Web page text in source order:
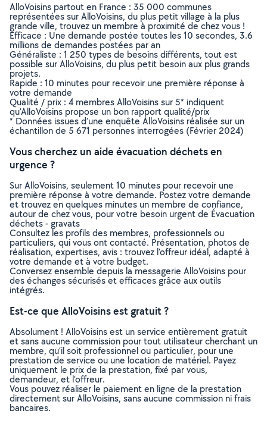
AlloVoisins partout en France : 35 000 communes
représentées sur AlloVoisins, du plus petit village à la plus
grande ville, trouvez un membre à proximité de chez vous !
Efficace : Une demande postée toutes les 10 secondes, 3.6
millions de demandes postées par an
Généraliste : 1 250 types de besoins différents, tout est
possible sur AlloVoisins, du plus petit besoin aux plus grands
projets.
Rapide : 10 minutes pour recevoir une première réponse à
votre demande
Qualité / prix : 4 membres AlloVoisins sur 5* indiquent
qu’AlloVoisins propose un bon rapport qualité/prix
* Données issues d’une enquête AlloVoisins réalisée sur un
échantillon de 5 671 personnes interrogées (Février 2024)
Vous cherchez un aide évacuation déchets en
urgence ?
Sur AlloVoisins, seulement 10 minutes pour recevoir une
première réponse à votre demande. Postez votre demande
et trouvez en quelques minutes un membre de confiance,
autour de chez vous, pour votre besoin urgent de Évacuation
déchets - gravats
Consultez les profils des membres, professionnels ou
particuliers, qui vous ont contacté. Présentation, photos de
réalisation, expertises, avis : trouvez l'offreur idéal, adapté à
votre demande et à votre budget.
Conversez ensemble depuis la messagerie AlloVoisins pour
des échanges sécurisés et efficaces grâce aux outils
intégrés.
Est-ce que AlloVoisins est gratuit ?
Absolument ! AlloVoisins est un service entièrement gratuit
et sans aucune commission pour tout utilisateur cherchant un
membre, qu’il soit professionnel ou particulier, pour une
prestation de service ou une location de matériel. Payez
uniquement le prix de la prestation, fixé par vous,
demandeur, et l’offreur.
Vous pouvez réaliser le paiement en ligne de la prestation
directement sur AlloVoisins, sans aucune commission ni frais
bancaires.